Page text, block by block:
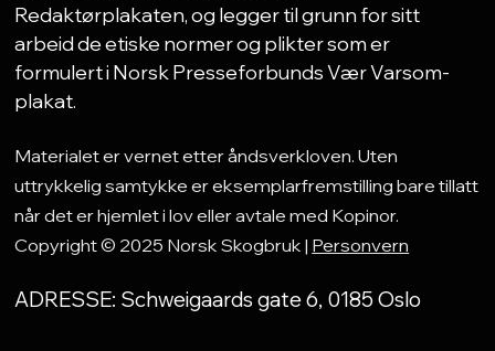
Redaktørplakaten, og legger til grunn for sitt
arbeid de etiske normer og plikter som er
formulert i Norsk Presseforbunds Vær Varsom-
plakat.
Materialet er vernet etter åndsverkloven. Uten
uttrykkelig samtykke er eksemplarfremstilling bare tillatt
når det er hjemlet i lov eller avtale med Kopinor.
Copyright © 2025 Norsk Skogbruk | Personvern
ADRESSE: Schweigaards gate 6, 0185 Oslo